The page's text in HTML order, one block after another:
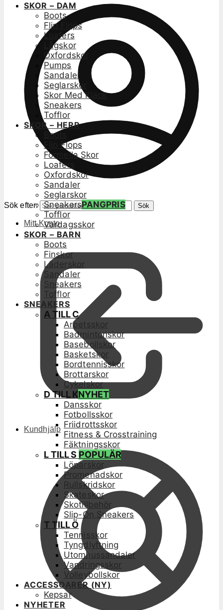
Sök efter: Sök
Mitt Konto
Kundhjälp
SKOR – DAM
Boots
Flip Flops
Loafers
Lågskor
Oxfordskor
Pumps
Sandaler
Seglarskor
Skor Med Klack
Sneakers
Tofflor
SKOR – HERR
Boots
Flip Flops
Formella Skor
Loafers
Oxfordskor
Sandaler
Seglarskor
SneakersPANGPRIS
Tofflor
Vardagsskor
SKOR – BARN
Boots
Finskor
Läderskor
Sandaler
Sneakers
Tofflor
SNEAKERS
A TILL C
Arbetsskor
Badmintonskor
Basebollskor
Basketskor
Bordtennisskor
Brottarskor
Cykelskor
D TILL KNYHET
Dansskor
Fotbollsskor
Friidrottsskor
Fitness & Crosstraining
Fäktningsskor
L TILL S POPULÄR
Löparskor
Promenadskor
Rullskridskor
Skateskor
Skotillbehör
Slip-On Sneakers
T TILL Ö
Tennisskor
Tyngdlyftning
Utomhussandaler
Vandringsskor
Volleybollskor
ACCESSOARER (NY)
Kepsar
NYHETER